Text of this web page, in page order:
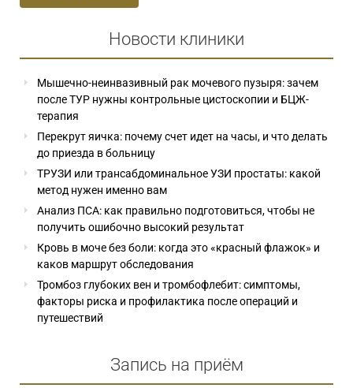
Новости клиники
Мышечно-неинвазивный рак мочевого пузыря: зачем
после ТУР нужны контрольные цистоскопии и БЦЖ-
терапия
Перекрут яичка: почему счет идет на часы, и что делать
до приезда в больницу
ТРУЗИ или трансабдоминальное УЗИ простаты: какой
метод нужен именно вам
Анализ ПСА: как правильно подготовиться, чтобы не
получить ошибочно высокий результат
Кровь в моче без боли: когда это «красный флажок» и
каков маршрут обследования
Тромбоз глубоких вен и тромбофлебит: симптомы,
факторы риска и профилактика после операций и
путешествий
Запись на приём